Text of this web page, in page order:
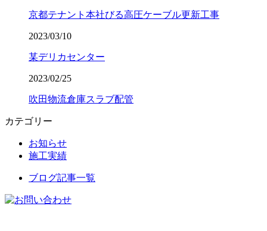
京都テナント本社びる高圧ケーブル更新工事
2023/03/10
某デリカセンター
2023/02/25
吹田物流倉庫スラブ配管
カテゴリー
お知らせ
施工実績
ブログ記事一覧